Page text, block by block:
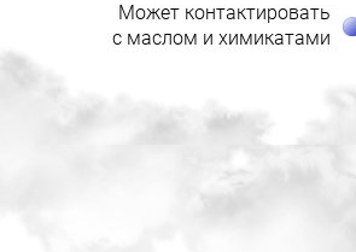
Может контактировать
с маслом и химикатами